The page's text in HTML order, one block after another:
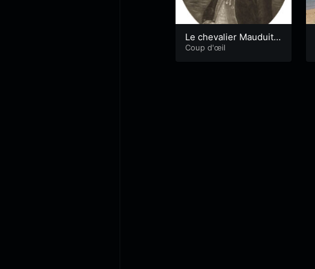
Le chevalier Mauduit d
u Plessis
Coup d'œil